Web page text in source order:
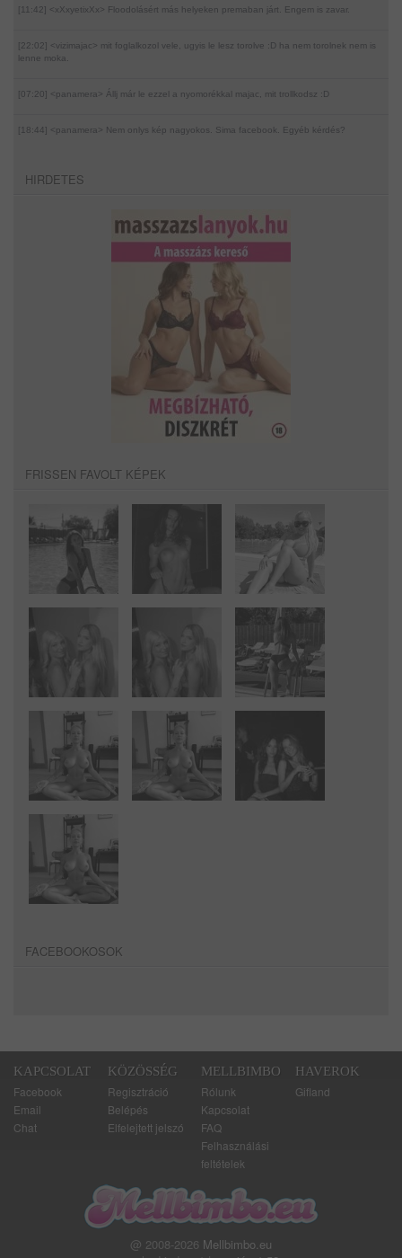
[11:42] <xXxyetixXx> Floodolásért más helyeken premaban járt. Engem is zavar.
[22:02] <vizimajac>
mit foglalkozol vele, ugyis le lesz torolve :D ha nem torolnek nem is
lenne moka.
[07:20] <panamera> Állj már le ezzel a nyomorékkal majac, mit trollkodsz :D
[18:44] <panamera> Nem onlys kép nagyokos. Sima facebook. Egyéb kérdés?
HIRDETES
FRISSEN FAVOLT KÉPEK
FACEBOOKOSOK
KAPCSOLAT
Facebook
Email
Chat
KÖZÖSSÉG
Regisztráció
Belépés
Elfelejtett jelszó
MELLBIMBO
Rólunk
Kapcsolat
FAQ
Felhasználási
feltételek
HAVEROK
Gifland
@ 2008-2026 Mellbimbo.eu